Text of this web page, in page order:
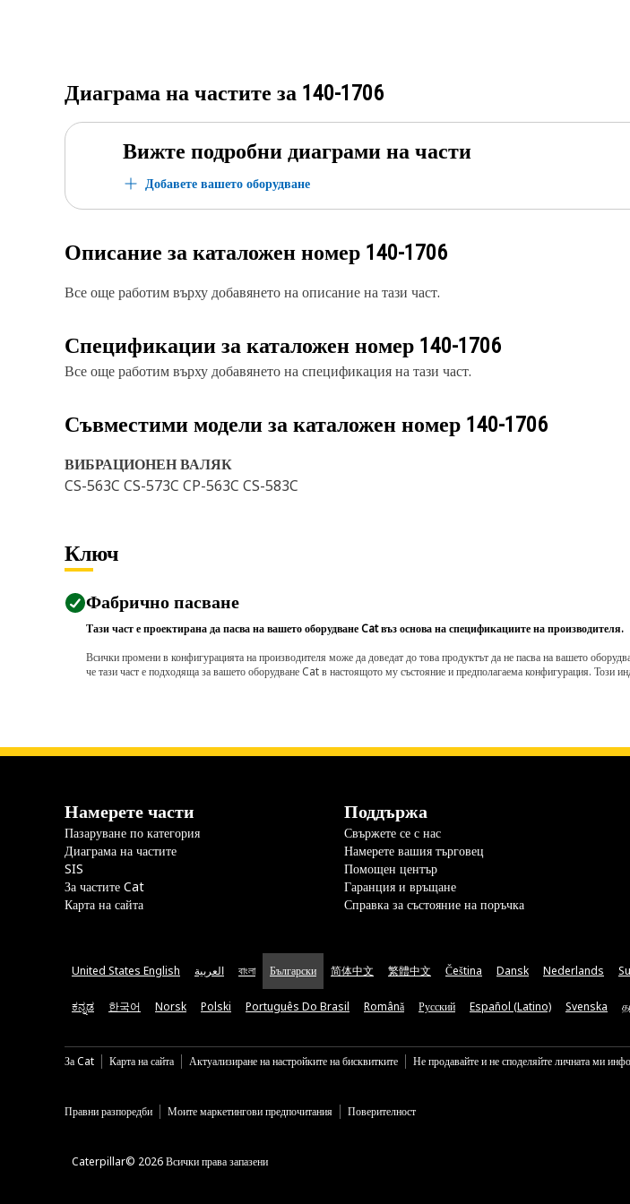
Диаграма на частите за 140-1706
Вижте подробни диаграми на части
Добавете вашето оборудване
Описание за каталожен номер 140-1706
Все още работим върху добавянето на описание на тази част.
Спецификации за каталожен номер 140-1706
Все още работим върху добавянето на спецификация на тази част.
Съвместими модели за каталожен номер 140-1706
ВИБРАЦИОНЕН ВАЛЯК
CS-563C CS-573C CP-563C CS-583C
Ключ
Фабрично пасване
Тази част е проектирана да пасва на вашето оборудване Cat въз основа на спецификациите на производителя.
Всички промени в конфигурацията на производителя може да доведат до това продуктът да не пасва на вашето
че тази част е подходяща за вашето оборудване Cat в настоящото му състояние и предполагаема конфигурация. Този
Намерете части
Пазаруване по категория
Диаграма на частите
SIS
За частите Cat
Карта на сайта
Поддържа
Свържете се с нас
Намерете вашия търговец
Помощен център
Гаранция и връщане
Справка за състояние на поръчка
United States English العربية বাংলা Български 简体中文 繁體中文 Čeština Dansk Nederlands
ಕನ್ನಡ 한국어 Norsk Polski Português Do Brasil Română Русский Español (Latino) Svenska
За Cat Карта на сайта Актуализиране на настройките на бисквитките Не продавайте и не споделяйте личната ми
Правни разпоредби Моите маркетингови предпочитания Поверителност
Caterpillar© 2026 Всички права запазени